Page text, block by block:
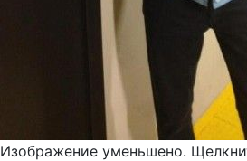
Изображение уменьшено.